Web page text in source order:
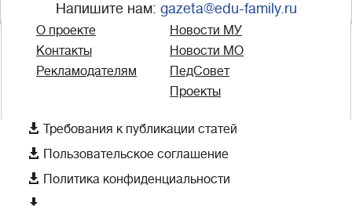
Напишите нам: gazeta@edu-family.ru
О проекте
Контакты
Рекламодателям
Новости МУ
Новости МО
ПедСовет
Проекты
 Требования к публикации статей
 Пользовательское соглашение
 Политика конфиденциальности
